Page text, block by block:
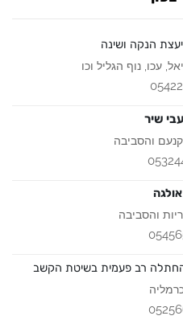
הנקה ושינה
עכו, נוף הגליל וכו
שיר
והסביבה
אולגה
והסביבה
רב פעמית בשיטת הקשב